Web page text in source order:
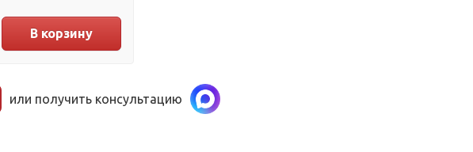
В корзину
или получить консультацию